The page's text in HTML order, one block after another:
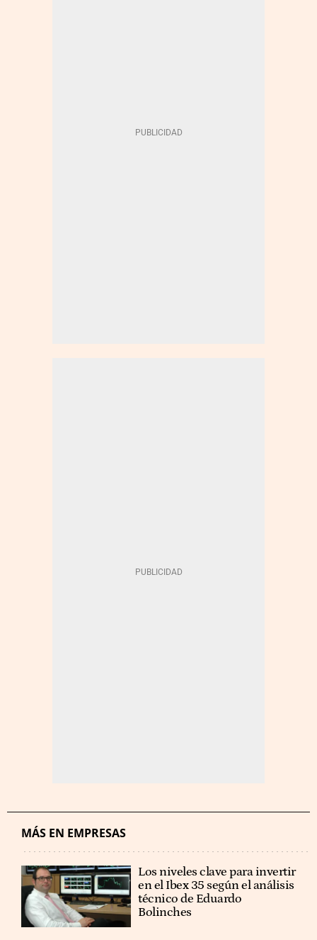
MÁS EN EMPRESAS
Los niveles clave para invertir
en el Ibex 35 según el análisis
técnico de Eduardo
Bolinches